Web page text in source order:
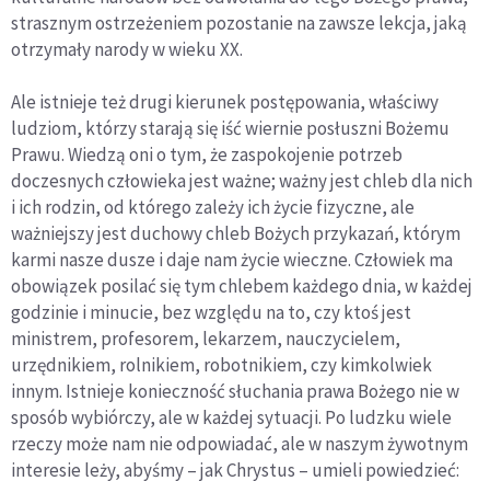
strasznym ostrzeżeniem pozostanie na zawsze lekcja, jaką
otrzymały narody w wieku XX.
Ale istnieje też drugi kierunek postępowania, właściwy
ludziom, którzy starają się iść wiernie posłuszni Bożemu
Prawu. Wiedzą oni o tym, że zaspokojenie potrzeb
doczesnych człowieka jest ważne; ważny jest chleb dla nich
i ich rodzin, od którego zależy ich życie fizyczne, ale
ważniejszy jest duchowy chleb Bożych przykazań, którym
karmi nasze dusze i daje nam życie wieczne. Człowiek ma
obowiązek posilać się tym chlebem każdego dnia, w każdej
godzinie i minucie, bez względu na to, czy ktoś jest
ministrem, profesorem, lekarzem, nauczycielem,
urzędnikiem, rolnikiem, robotnikiem, czy kimkolwiek
innym. Istnieje konieczność słuchania prawa Bożego nie w
sposób wybiórczy, ale w każdej sytuacji. Po ludzku wiele
rzeczy może nam nie odpowiadać, ale w naszym żywotnym
interesie leży, abyśmy – jak Chrystus – umieli powiedzieć: